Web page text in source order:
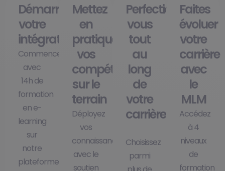
Démarrez
votre
intégration
Commencez
avec
14h de
formation
en e-
learning
sur
notre
plateforme
Mettez
en
pratique
vos
compétences
sur le
terrain
Déployez
vos
connaissances
avec le
soutien
Perfectionnez-
vous
tout
au
long
de
votre
carrière
Choisissez
parmi
Faites
évoluer
votre
carrière
avec
le
MLM
Accédez
à 4
niveaux
de
formation